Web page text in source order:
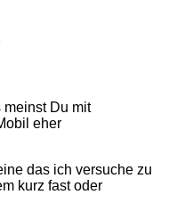
meinst Du mit
eher
das ich versuche zu
kurz fast oder